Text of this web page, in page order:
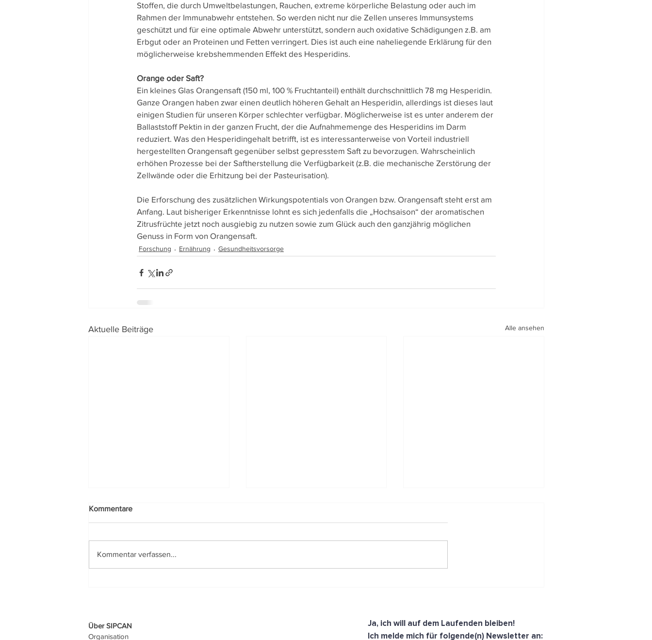
Stoffen, die durch Umweltbelastungen, Rauchen, extreme körperliche Belastung oder auch im
Rahmen der Immunabwehr entstehen. So werden nicht nur die Zellen unseres Immunsystems
geschützt und für eine optimale Abwehr unterstützt, sondern auch oxidative Schädigungen z.B. am
Erbgut oder an Proteinen und Fetten verringert. Dies ist auch eine naheliegende Erklärung für den
möglicherweise krebshemmenden Effekt des Hesperidins.
Orange oder Saft?
Ein kleines Glas Orangensaft (150 ml, 100 % Fruchtanteil) enthält durchschnittlich 78 mg Hesperidin.
Ganze Orangen haben zwar einen deutlich höheren Gehalt an Hesperidin, allerdings ist dieses laut
einigen Studien für unseren Körper schlechter verfügbar. Möglicherweise ist es unter anderem der
Ballaststoff Pektin in der ganzen Frucht, der die Aufnahmemenge des Hesperidins im Darm
reduziert. Was den Hesperidingehalt betrifft, ist es interessanterweise von Vorteil industriell
hergestellten Orangensaft gegenüber selbst gepresstem Saft zu bevorzugen. Wahrscheinlich
erhöhen Prozesse bei der Saftherstellung die Verfügbarkeit (z.B. die mechanische Zerstörung der
Zellwände oder die Erhitzung bei der Pasteurisation).
Die Erforschung des zusätzlichen Wirkungspotentials von Orangen bzw. Orangensaft steht erst am
Anfang. Laut bisheriger Erkenntnisse lohnt es sich jedenfalls die „Hochsaison“ der aromatischen
Zitrusfrüchte jetzt noch ausgiebig zu nutzen sowie zum Glück auch den ganzjährig möglichen
Genuss in Form von Orangensaft.
Forschung Ernährung Gesundheitsvorsorge
Aktuelle Beiträge Alle ansehen
Kommentare
Kommentar verfassen...
Über SIPCAN
Organisation
Ja, ich will auf dem Laufenden bleiben!
Ich melde mich für folgende(n) Newsletter an: